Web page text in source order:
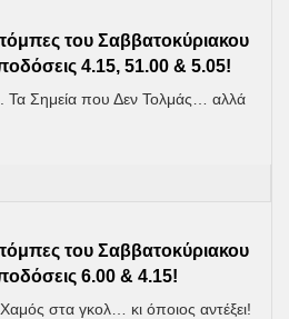
του Σαββατοκύριακου
4.15, 51.00 & 5.05!
Τα Σημεία που Δεν Τολμάς… αλλά
του Σαββατοκύριακου
6.00 & 4.15!
στα γκολ… κι όποιος αντέξει!